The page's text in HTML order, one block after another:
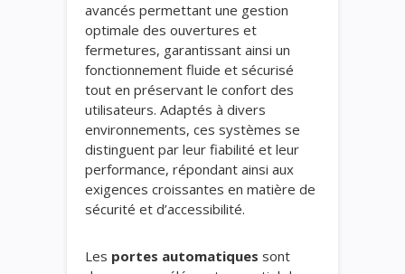
avancés permettant une gestion
optimale des ouvertures et
fermetures, garantissant ainsi un
fonctionnement fluide et sécurisé
tout en préservant le confort des
utilisateurs. Adaptés à divers
environnements, ces systèmes se
distinguent par leur fiabilité et leur
performance, répondant ainsi aux
exigences croissantes en matière de
sécurité et d’accessibilité.
Les portes automatiques sont